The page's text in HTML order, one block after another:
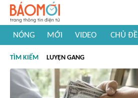
NÓNG MỚI VIDEO CHỦ ĐỀ
#Khám phá thế giới
TÌM KIẾM LUYỆN GANG